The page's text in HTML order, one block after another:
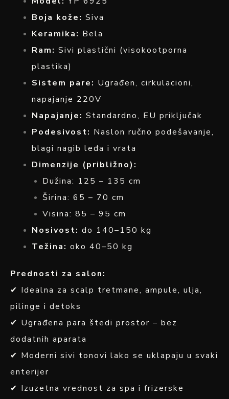
Boja kože: Siva
Keramika: Bela
Ram: Sivi plastični (visokootporna
plastika)
Sistem pare: Ugrađen, cirkulacioni,
napajanje 220V
Napajanje: Standardno, EU priključak
Podesivost: Naslon ručno podešavanje,
blagi nagib leđa i vrata
Dimenzije (približno):
Dužina: 125 – 135 cm
Širina: 65 – 70 cm
Visina: 85 – 95 cm
Nosivost: do 140–150 kg
Težina: oko 40–50 kg
Prednosti za salon:
✔ Idealna za scalp tretmane, ampule, ulja,
pilinge i detoks
✔ Ugrađena para štedi prostor – bez
dodatnih aparata
✔ Moderni sivi tonovi lako se uklapaju u svaki
enterijer
✔ Izuzetna vrednost za spa i frizerske